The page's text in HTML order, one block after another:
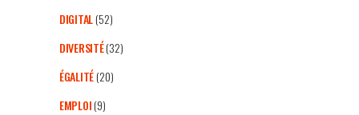
DIGITAL(52)
DIVERSITÉ(32)
ÉGALITÉ(20)
EMPLOI(9)